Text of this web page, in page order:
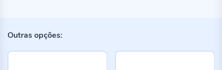
Outras opções: